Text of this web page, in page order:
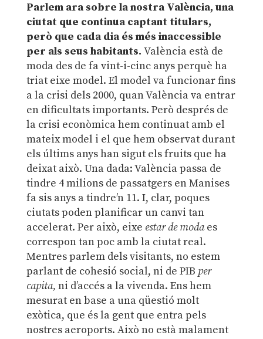
Parlem ara sobre la nostra València, una
ciutat que continua captant titulars,
però que cada dia és més inaccessible
per als seus habitants. València està de
moda des de fa vint-i-cinc anys perquè ha
triat eixe model. El model va funcionar fins
a la crisi dels 2000, quan València va entrar
en dificultats importants. Però després de
la crisi econòmica hem continuat amb el
mateix model i el que hem observat durant
els últims anys han sigut els fruits que ha
deixat això. Una dada: València passa de
tindre 4 milions de passatgers en Manises
fa sis anys a tindre’n 11. I, clar, poques
ciutats poden planificar un canvi tan
accelerat. Per això, eixe estar de modaes
correspon tan poc amb la ciutat real.
Mentres parlem dels visitants, no estem
parlant de cohesió social, ni de PIB per
capita, ni d’accés a la vivenda. Ens hem
mesurat en base a una qüestió molt
exòtica, que és la gent que entra pels
nostres aeroports. Això no està malament